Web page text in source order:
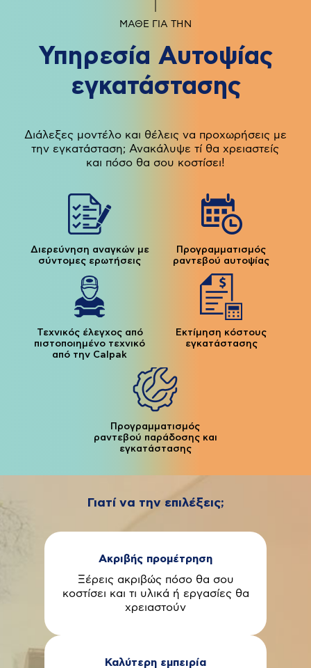
ΜΑΘΕ ΓΙΑ ΤΗΝ
Υπηρεσία Αυτοψίας
εγκατάστασης
Διάλεξες μοντέλο και θέλεις να προχωρήσεις με
την εγκατάσταση; Ανακάλυψε τί θα χρειαστείς
και πόσο θα σου κοστίσει!
Διερεύνηση αναγκών με
σύντομες ερωτήσεις
Προγραμματισμός
ραντεβού αυτοψίας
Τεχνικός έλεγχος από
πιστοποιημένο τεχνικό
από την Calpak
Εκτίμηση κόστους
εγκατάστασης
Προγραμματισμός
ραντεβού παράδοσης και
εγκατάστασης
Γιατί να την επιλέξεις;
Ακριβής προμέτρηση
Ξέρεις ακριβώς πόσο θα σου
κοστίσει και τι υλικά ή εργασίες θα
χρειαστούν
Καλύτερη εμπειρία